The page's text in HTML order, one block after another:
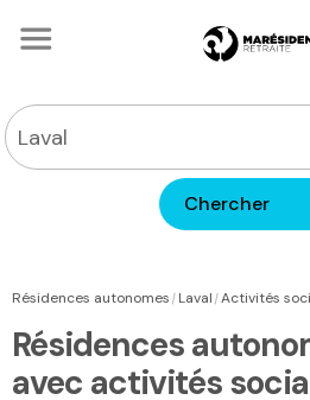
Chercher
Résidences autonomes|Laval|Activités
Résidences
avec activités